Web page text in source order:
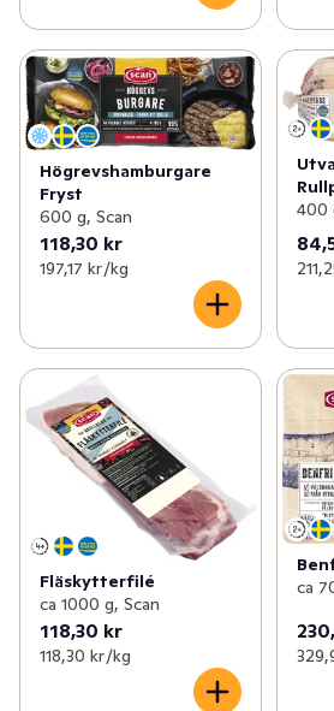
Högrevshamburgare
Fryst
600 g, Scan
118,30 kr
197,17 kr /kg
400
Fläskytterfilé
ca 1000 g, Scan
118,30 kr
118,30 kr /kg
ca